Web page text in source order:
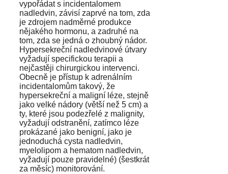
vypořádat s incidentalomem
nadledvin, závisí zaprvé na tom, zda
je zdrojem nadměrné produkce
nějakého hormonu, a zadruhé na
tom, zda se jedná o zhoubný nádor.
Hypersekreční nadledvinové útvary
vyžadují specifickou terapii a
nejčastěji chirurgickou intervenci.
Obecně je přístup k adrenálním
incidentalomům takový, že
hypersekreční a maligní léze, stejně
jako velké nádory (větší než 5 cm) a
ty, které jsou podezřelé z malignity,
vyžadují odstranění, zatímco léze
prokázané jako benigní, jako je
jednoduchá cysta nadledvin,
myelolipom a hematom nadledvin,
vyžadují pouze pravidelné) (šestkrát
za měsíc) monitorování.